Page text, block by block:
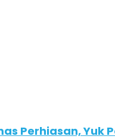
Perhiasan, Yuk